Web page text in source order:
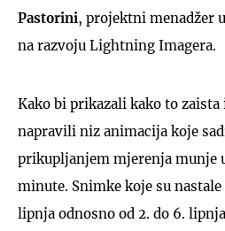
Pastorini, projektni menadžer
na razvoju Lightning Imagera.
Kako bi prikazali kako to zaista
napravili niz animacija koje
prikupljanjem mjerenja munje
minute. Snimke koje su nastale
lipnja odnosno od 2. do 6.